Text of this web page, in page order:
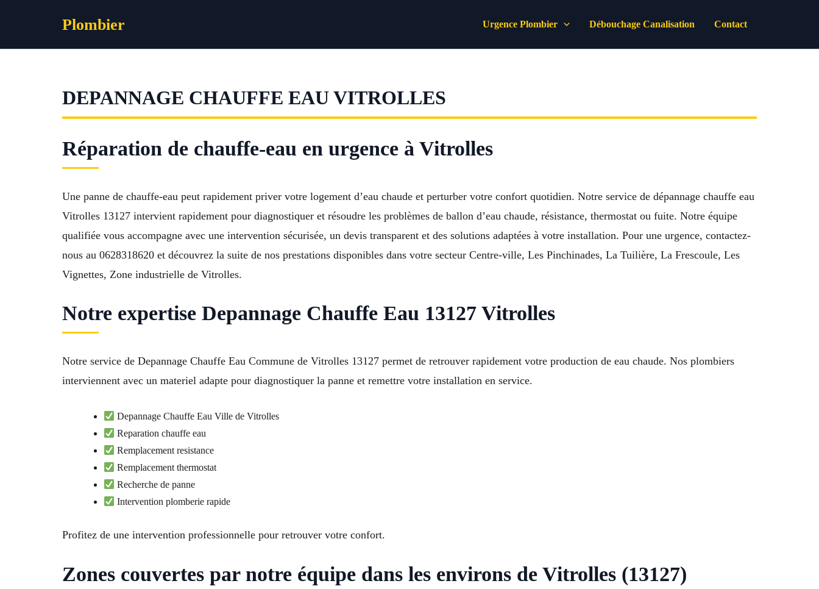
Plombier Urgence Plombier Débouchage Canalisation Contact
DEPANNAGE CHAUFFE EAU VITROLLES
Réparation de chauffe-eau en urgence à Vitrolles
Une panne de chauffe-eau peut rapidement priver votre logement d’eau chaude et perturber votre confort quotidien. Notre service de dépannage chauffe eau
Vitrolles 13127 intervient rapidement pour diagnostiquer et résoudre les problèmes de ballon d’eau chaude, résistance, thermostat ou fuite. Notre équipe
qualifiée vous accompagne avec une intervention sécurisée, un devis transparent et des solutions adaptées à votre installation. Pour une urgence, contactez-
nous au 0628318620 et découvrez la suite de nos prestations disponibles dans votre secteur Centre-ville, Les Pinchinades, La Tuilière, La Frescoule, Les
Vignettes, Zone industrielle de Vitrolles.
Notre expertise Depannage Chauffe Eau 13127 Vitrolles
Notre service de Depannage Chauffe Eau Commune de Vitrolles 13127 permet de retrouver rapidement votre production de eau chaude. Nos plombiers
interviennent avec un materiel adapte pour diagnostiquer la panne et remettre votre installation en service.
Depannage Chauffe Eau Ville de Vitrolles
Reparation chauffe eau
Remplacement resistance
Remplacement thermostat
Recherche de panne
Intervention plomberie rapide
Profitez de une intervention professionnelle pour retrouver votre confort.
Zones couvertes par notre équipe dans les environs de Vitrolles (13127)